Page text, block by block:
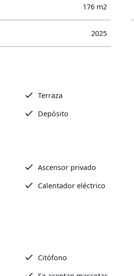
176 m2
2025
Terraza
Depósito
Ascensor privado
Calentador eléctrico
Citófono